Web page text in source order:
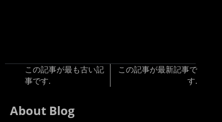
この記事が最も古い記
事です.
この記事が最新記事で
す.
About Blog